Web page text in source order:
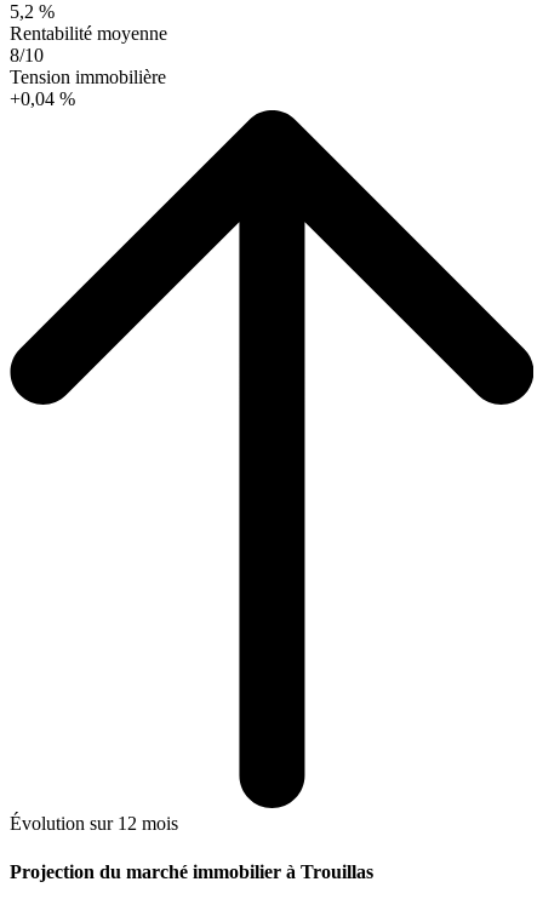
5,2 %
Rentabilité moyenne
8/10
Tension immobilière
+0,04 %
Évolution sur 12 mois
Projection du marché immobilier à Trouillas